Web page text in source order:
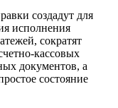
создадут для
исполнения
сократят
кассовых
документов, а
состояние